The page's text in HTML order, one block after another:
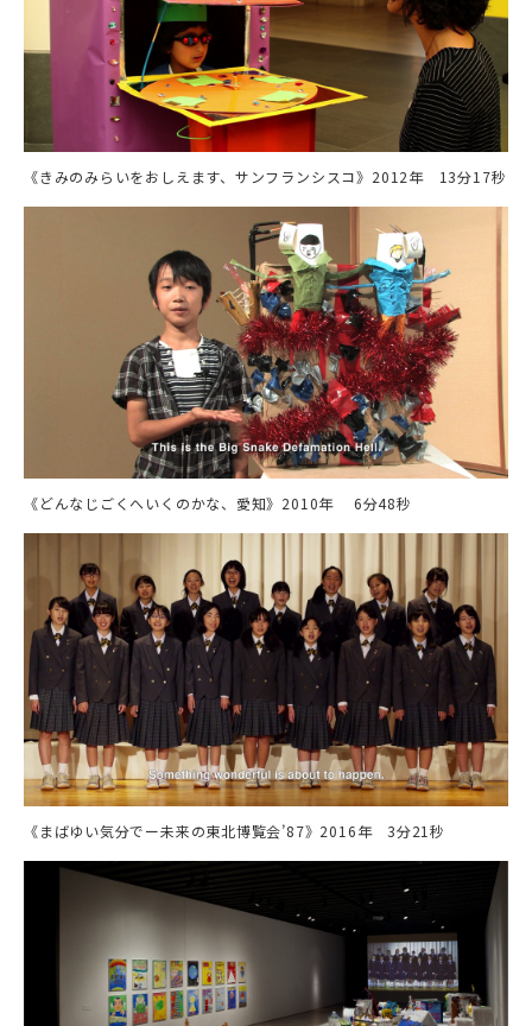
《きみのみらいをおしえます、サンフランシスコ》2012年 13分17秒
《どんなじごくへいくのかな、愛知》2010年 6分48秒
《まばゆい気分でー未来の東北博覧会’87》2016年 3分21秒